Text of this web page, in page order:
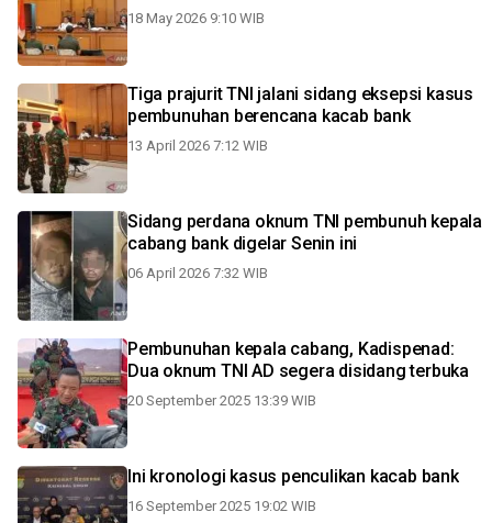
18 May 2026 9:10 WIB
Tiga prajurit TNI jalani sidang eksepsi kasus
pembunuhan berencana kacab bank
13 April 2026 7:12 WIB
Sidang perdana oknum TNI pembunuh kepala
cabang bank digelar Senin ini
06 April 2026 7:32 WIB
Pembunuhan kepala cabang, Kadispenad:
Dua oknum TNI AD segera disidang terbuka
20 September 2025 13:39 WIB
Ini kronologi kasus penculikan kacab bank
16 September 2025 19:02 WIB